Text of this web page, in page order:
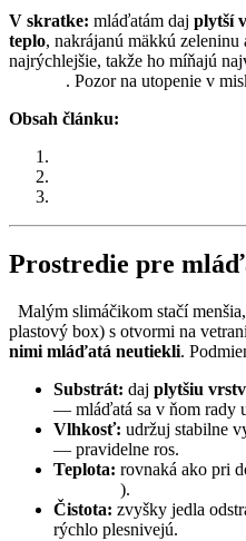
V skratke: mláďatám daj plytší
teplo, nakrájanú mäkkú zeleninu
najrýchlejšie, takže ho míňajú
. Pozor na utopenie v
Obsah článku:
Prostredie pre
Malým slimáčikom stačí
plastový box) s otvormi na
nimi mláďatá neutiekli.
Substrát: daj plytšiu
— mláďatá sa v ňom rady
Vlhkosť: udržuj stabilne
— pravidelne ros.
Teplota: rovnaká ako pri
).
Čistota: zvyšky jedla
rýchlo plesnivejú.